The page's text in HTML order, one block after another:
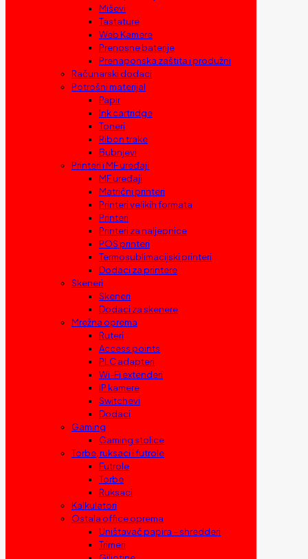
Miševi
Tastature
Web Kamere
Prenosne baterije
Prenaponska zaštita i produžni
Računarski dodaci
Potrošni materijal
Papir
Ink cartridge
Toneri
Ribon trake
Bubnjevi
Printeri i MF uređaji
MF uređaji
Matrični printeri
Printeri velikih formata
Printeri
Printeri za naljepnice
POS printeri
Termosublimacijski printeri
Dodaci za printere
Skeneri
Skeneri
Dodaci za skenere
Mrežna oprema
Ruteri
Access points
PLC adapteri
Wi-Fi extenderi
IP kamere
Switchevi
Dodaci
Gaming
Gaming stolice
Torbe, ruksaci i futrole
Futrole
Torbe
Ruksaci
Kalkulatori
Ostala office oprema
Uništavač papira – shredderi
Trimeri